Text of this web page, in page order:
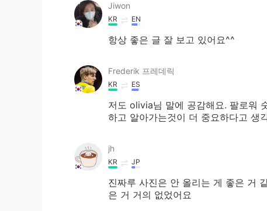
Jiwon
KR EN
항상 좋은 글 잘 보고 있어요^^
Frederik 프레데릭
KR ES
저도 olivia님 말에 공감해요. 팔로워
하고 알아가는것이 더 중요하다고 생
jh
KR JP
진짜루 사진은 안 올리는 게 좋은 거
은 거 거의 없었어요